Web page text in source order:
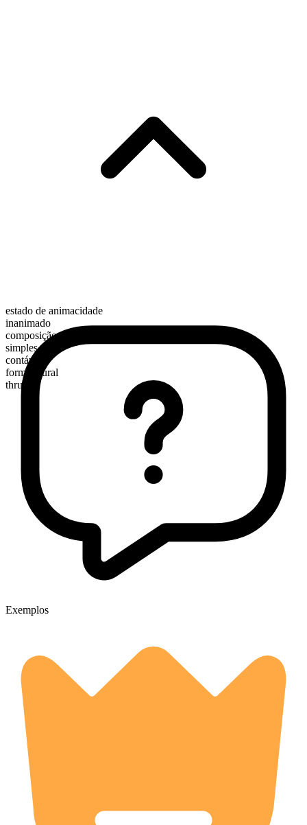
estado de animacidade
inanimado
composição morfológica
simples
contável
forma plural
thrums
Exemplos